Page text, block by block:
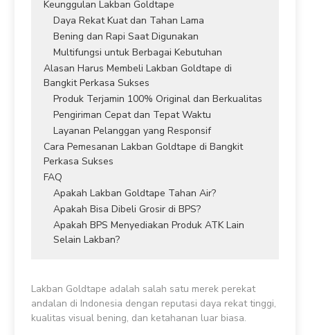
Keunggulan Lakban Goldtape
Daya Rekat Kuat dan Tahan Lama
Bening dan Rapi Saat Digunakan
Multifungsi untuk Berbagai Kebutuhan
Alasan Harus Membeli Lakban Goldtape di
Bangkit Perkasa Sukses
Produk Terjamin 100% Original dan Berkualitas
Pengiriman Cepat dan Tepat Waktu
Layanan Pelanggan yang Responsif
Cara Pemesanan Lakban Goldtape di Bangkit
Perkasa Sukses
FAQ
Apakah Lakban Goldtape Tahan Air?
Apakah Bisa Dibeli Grosir di BPS?
Apakah BPS Menyediakan Produk ATK Lain
Selain Lakban?
Lakban Goldtape adalah salah satu merek perekat
andalan di Indonesia dengan reputasi daya rekat tinggi,
kualitas visual bening, dan ketahanan luar biasa.